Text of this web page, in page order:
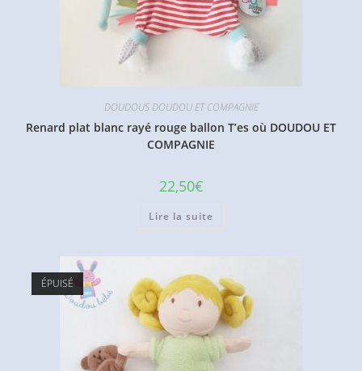
DOUDOUS DOUDOU ET COMPAGNIE
Renard plat blanc rayé rouge ballon T’es où DOUDOU ET
COMPAGNIE
22,50€
Lire la suite
ÉPUISÉ